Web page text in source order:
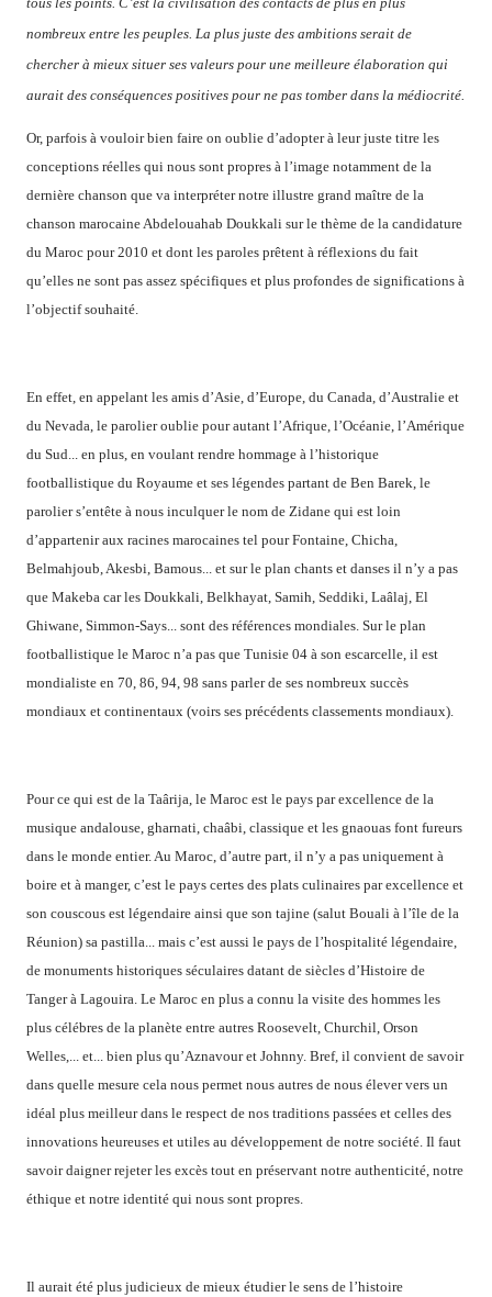
nombreux entre les peuples. La plus juste des ambitions serait de
chercher à mieux situer ses valeurs pour une meilleure élaboration qui
aurait des conséquences positives pour ne pas tomber dans la médiocrité.
Or, parfois à vouloir bien faire on oublie d’adopter à leur juste titre les
conceptions réelles qui nous sont propres à l’image notamment de la
dernière chanson que va interpréter notre illustre grand maître de la
chanson marocaine Abdelouahab Doukkali sur le thème de la candidature
du Maroc pour 2010 et dont les paroles prêtent à réflexions du fait
qu’elles ne sont pas assez spécifiques et plus profondes de significations à
l’objectif souhaité.
En effet, en appelant les amis d’Asie, d’Europe, du Canada, d’Australie et
du Nevada, le parolier oublie pour autant l’Afrique, l’Océanie, l’Amérique
du Sud... en plus, en voulant rendre hommage à l’historique
footballistique du Royaume et ses légendes partant de Ben Barek, le
parolier s’entête à nous inculquer le nom de Zidane qui est loin
d’appartenir aux racines marocaines tel pour Fontaine, Chicha,
Belmahjoub, Akesbi, Bamous... et sur le plan chants et danses il n’y a pas
que Makeba car les Doukkali, Belkhayat, Samih, Seddiki, Laâlaj, El
Ghiwane, Simmon-Says... sont des références mondiales. Sur le plan
footballistique le Maroc n’a pas que Tunisie 04 à son escarcelle, il est
mondialiste en 70, 86, 94, 98 sans parler de ses nombreux succès
mondiaux et continentaux (voirs ses précédents classements mondiaux).
Pour ce qui est de la Taârija, le Maroc est le pays par excellence de la
musique andalouse, gharnati, chaâbi, classique et les gnaouas font fureurs
dans le monde entier. Au Maroc, d’autre part, il n’y a pas uniquement à
boire et à manger, c’est le pays certes des plats culinaires par excellence et
son couscous est légendaire ainsi que son tajine (salut Bouali à l’île de la
Réunion) sa pastilla... mais c’est aussi le pays de l’hospitalité légendaire,
de monuments historiques séculaires datant de siècles d’Histoire de
Tanger à Lagouira. Le Maroc en plus a connu la visite des hommes les
plus célébres de la planète entre autres Roosevelt, Churchil, Orson
Welles,... et... bien plus qu’Aznavour et Johnny. Bref, il convient de savoir
dans quelle mesure cela nous permet nous autres de nous élever vers un
idéal plus meilleur dans le respect de nos traditions passées et celles des
innovations heureuses et utiles au développement de notre société. Il faut
savoir daigner rejeter les excès tout en préservant notre authenticité, notre
éthique et notre identité qui nous sont propres.
Il aurait été plus judicieux de mieux étudier le sens de l’histoire